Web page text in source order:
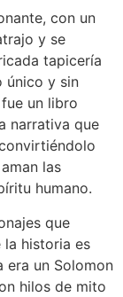
con un
y se
tapicería
único y sin
un libro
narrativa que
las
humano.
que
historia es
era un Solomon
hilos de mito